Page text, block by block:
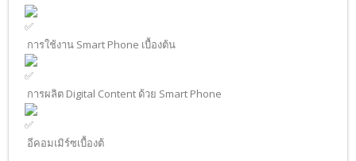
การใช้งาน Smart Phone เบื้องต้น
การผลิต Digital Content ด้วย Smart Phone
อีคอมเมิร์ซเบื้องต้